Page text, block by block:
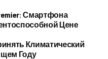
Смартфона
Цене
Климатический
Году